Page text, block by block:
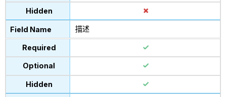
描述